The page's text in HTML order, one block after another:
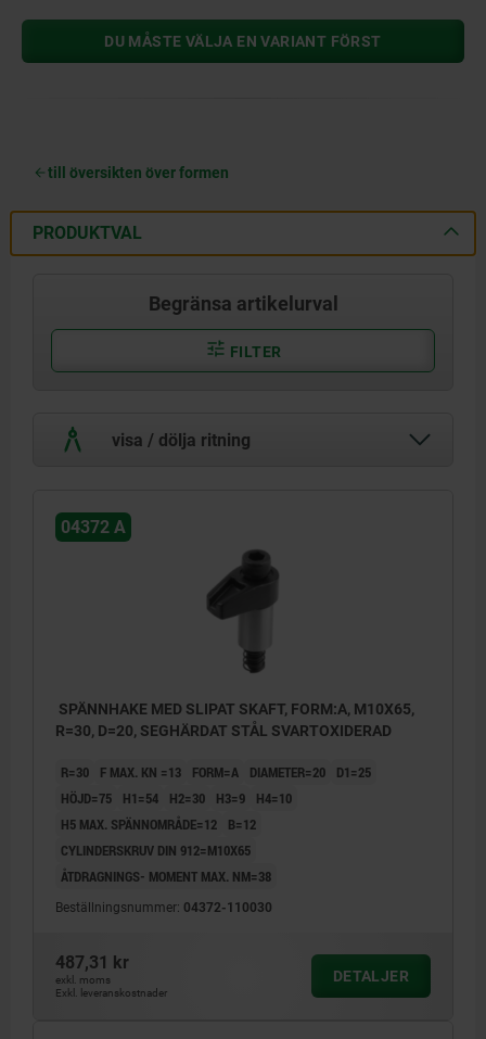
DU MÅSTE VÄLJA EN VARIANT FÖRST
till översikten över formen
PRODUKTVAL
Begränsa artikelurval
FILTER
visa / dölja ritning
04372 A
SPÄNNHAKE MED SLIPAT SKAFT, FORM:A, M10X65,
R=30, D=20, SEGHÄRDAT STÅL SVARTOXIDERAD
R=30 F MAX. KN =13 FORM=A DIAMETER=20
D1=25
HÖJD=75
H1=54 H2=30 H3=9
H4=10
H5 MAX. SPÄNNOMRÅDE=12
B=12
CYLINDERSKRUV DIN 912=M10X65
ÅTDRAGNINGS- MOMENT MAX. NM=38
Beställningsnummer: 04372-110030
487,31 kr
exkl. moms
Exkl. leveranskostnader
DETALJER